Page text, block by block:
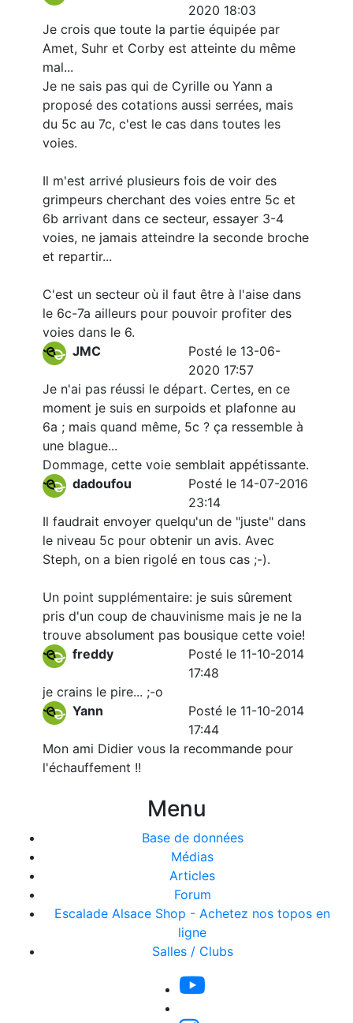
2020 18:03
Je crois que toute la partie équipée par
Amet, Suhr et Corby est atteinte du même
mal...
Je ne sais pas qui de Cyrille ou Yann a
proposé des cotations aussi serrées, mais
du 5c au 7c, c'est le cas dans toutes les
voies.
Il m'est arrivé plusieurs fois de voir des
grimpeurs cherchant des voies entre 5c et
6b arrivant dans ce secteur, essayer 3-4
voies, ne jamais atteindre la seconde broche
et repartir...
C'est un secteur où il faut être à l'aise dans
le 6c-7a ailleurs pour pouvoir profiter des
voies dans le 6.
JMC
Posté le 13-06-
2020 17:57
Je n'ai pas réussi le départ. Certes, en ce
moment je suis en surpoids et plafonne au
6a ; mais quand même, 5c ? ça ressemble à
une blague...
Dommage, cette voie semblait appétissante.
dadoufou
Posté le 14-07-2016
23:14
Il faudrait envoyer quelqu'un de "juste" dans
le niveau 5c pour obtenir un avis. Avec
Steph, on a bien rigolé en tous cas ;-).
Un point supplémentaire: je suis sûrement
pris d'un coup de chauvinisme mais je ne la
trouve absolument pas bousique cette voie!
freddy
Posté le 11-10-2014
17:48
je crains le pire... ;-o
Yann
Posté le 11-10-2014
17:44
Mon ami Didier vous la recommande pour
l'échauffement !!
Menu
Base de données
Médias
Articles
Forum
Escalade Alsace Shop - Achetez nos topos en
ligne
Salles / Clubs